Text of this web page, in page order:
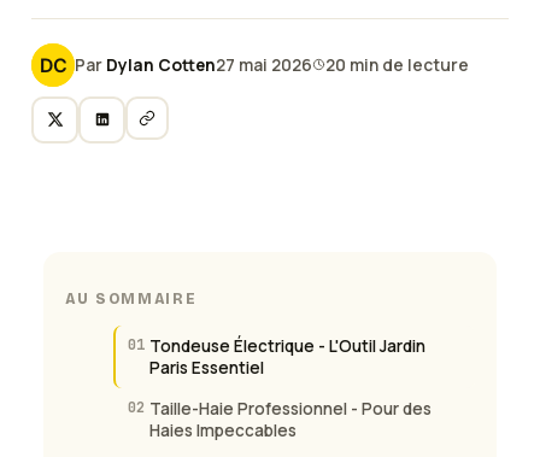
Par Dylan Cotten27 mai 2026 20 min de lecture
AU SOMMAIRE
01 Tondeuse Électrique - L'Outil Jardin
Paris Essentiel
02 Taille-Haie Professionnel - Pour des
Haies Impeccables